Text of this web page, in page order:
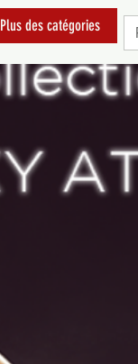
Plus des catégories